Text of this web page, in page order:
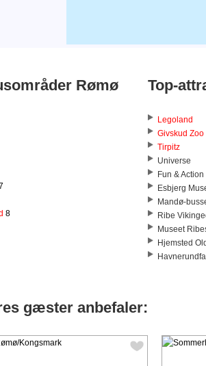
Rømø
8
Top-
Legoland
Givskud Zoo
Tirpitz
Universe
Fun & Action
Esbjerg
Mandø-
Ribe
Museet
Hjemsted
gæster anbefaler: